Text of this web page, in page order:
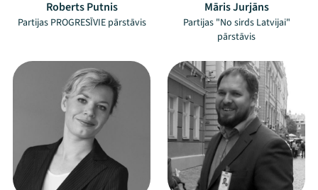
Mana programma
Festivāls
Programma
Arhīvs
Viņi bija LAMPĀ 2026
Roberts Putnis
Partijas PROGRESĪVIE pārstāvis
Māris Jurjāns
Partijas "No sirds Latvijai"
pārstāvis